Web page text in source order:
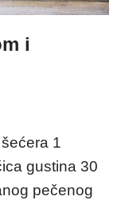
i
1
gustina 30
pečenog